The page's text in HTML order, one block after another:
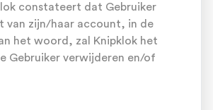
constateert dat Gebruiker
van zijn/haar account, in de
het woord, zal Knipklok het
Gebruiker verwijderen en/of